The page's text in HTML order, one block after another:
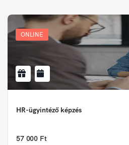
ONLINE
HR-ügyintéző képzés
57 000 Ft